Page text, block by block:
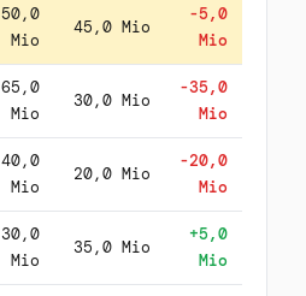
50,0
Mio
45,0 Mio
-5,0
Mio
65,0
Mio
30,0 Mio
-35,0
Mio
40,0
Mio
20,0 Mio
-20,0
Mio
30,0
Mio
35,0 Mio
+5,0
Mio